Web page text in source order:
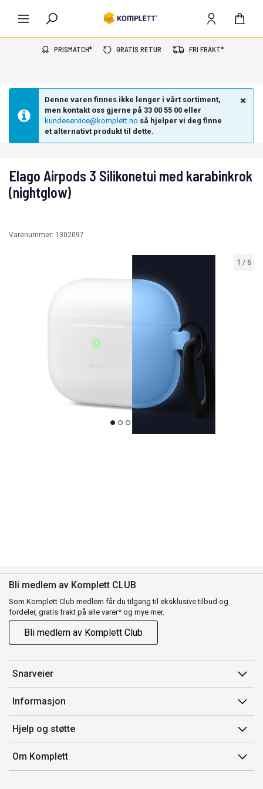
PRISMATCH* GRATIS RETUR FRI FRAKT*
Denne varen finnes ikke lenger i vårt sortiment,
men kontakt oss gjerne på 33 00 55 00 eller
kundeservice@komplett.no så hjelper vi deg finne
et alternativt produkt til dette.
1 / 6
Elago Airpods 3 Silikonetui med karabinkrok
(nightglow)
Varenummer: 1302097
Bli medlem av Komplett CLUB
Som Komplett Club medlem får du tilgang til eksklusive tilbud og
fordeler, gratis frakt på alle varer* og mye mer.
Bli medlem av Komplett Club
Snarveier
Min side
Ordreoversikt
Flex
Komplett Club
Informasjon
Salgsbetingelser
Medlemsvilkår for Komplett Club
Merker/produsent
Hjelp og støtte
Kontakt oss
Kundeservice
Om Komplett